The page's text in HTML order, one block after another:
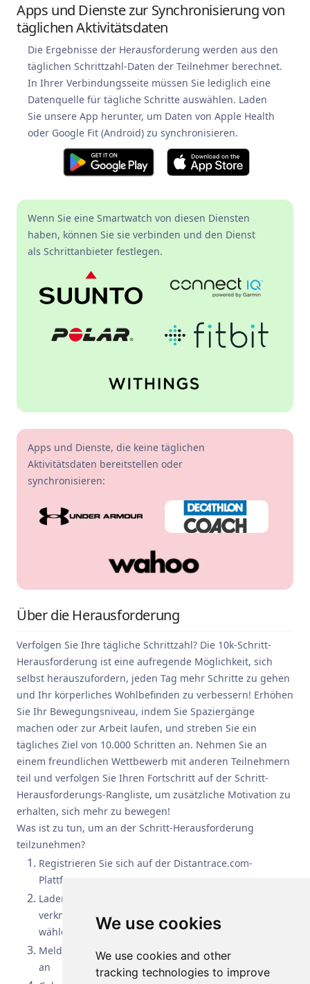
We use cookies
We use cookies and other
tracking technologies to improve
Apps und Dienste zur Synchronisierung von
täglichen Aktivitätsdaten
Die Ergebnisse der Herausforderung werden aus den
täglichen Schrittzahl-Daten der Teilnehmer berechnet.
In Ihrer Verbindungsseite müssen Sie lediglich eine
Datenquelle für tägliche Schritte auswählen. Laden
Sie unsere App herunter, um Daten von Apple Health
oder Google Fit (Android) zu synchronisieren.
Wenn Sie eine Smartwatch von diesen Diensten
haben, können Sie sie verbinden und den Dienst
als Schrittanbieter festlegen.
Apps und Dienste, die keine täglichen
Aktivitätsdaten bereitstellen oder
synchronisieren:
Über die Herausforderung
Verfolgen Sie Ihre tägliche Schrittzahl? Die 10k-Schritt-
Herausforderung ist eine aufregende Möglichkeit, sich
selbst herauszufordern, jeden Tag mehr Schritte zu gehen
und Ihr körperliches Wohlbefinden zu verbessern! Erhöhen
Sie Ihr Bewegungsniveau, indem Sie Spaziergänge
machen oder zur Arbeit laufen, und streben Sie ein
tägliches Ziel von 10.000 Schritten an. Nehmen Sie an
einem freundlichen Wettbewerb mit anderen Teilnehmern
teil und verfolgen Sie Ihren Fortschritt auf der Schritt-
Herausforderungs-Rangliste, um zusätzliche Motivation zu
erhalten, sich mehr zu bewegen!
Was ist zu tun, um an der Schritt-Herausforderung
teilzunehmen?
Registrieren Sie sich auf der Distantrace.com-
Plattform
Laden Sie die Distant Race-App herunter und
verknüpfen Sie sie mit Ihrem Benutzerprofil und
wählen Sie die Datenquelle für körperliche Aktivität.
Melden Sie sich für die 10k-Schritt-Herausforderung
an